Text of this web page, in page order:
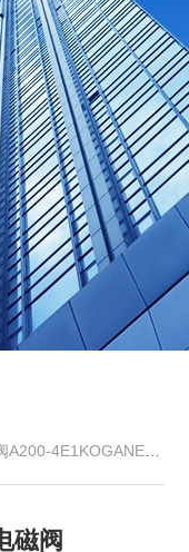
4E1KOGANEI电磁阀
磁阀